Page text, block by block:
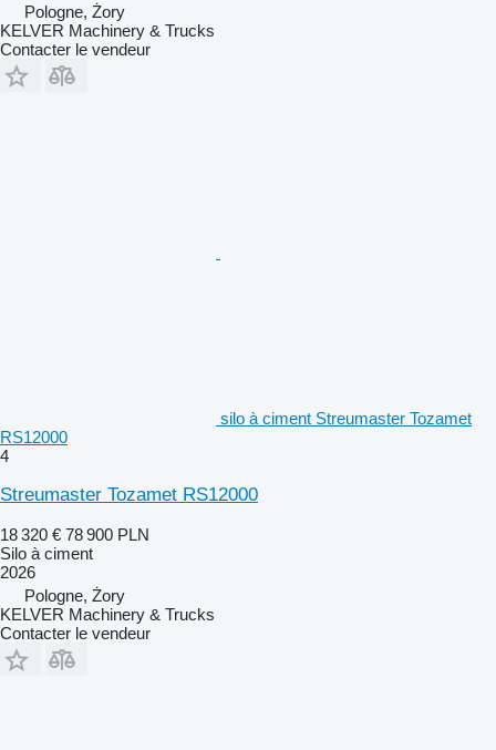
Pologne, Żory
KELVER Machinery & Trucks
Contacter le vendeur
silo à ciment Streumaster Tozamet
RS12000
4
Streumaster Tozamet RS12000
18 320 € 78 900 PLN
Silo à ciment
2026
Pologne, Żory
KELVER Machinery & Trucks
Contacter le vendeur